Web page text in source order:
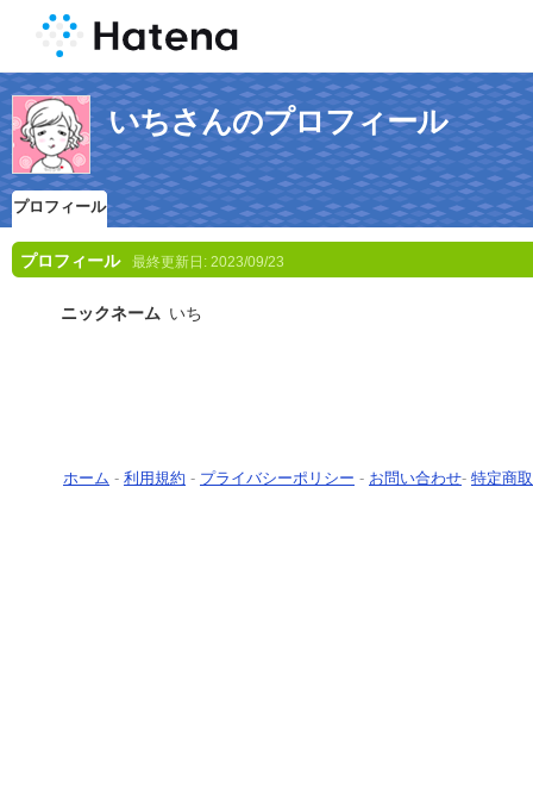
いちさんのプロフィール
プロフィール
プロフィール 最終更新日: 2023/09/23
ニックネーム いち
ホーム - 利用規約 - プライバシーポリシー - お問い合わせ- 特定商